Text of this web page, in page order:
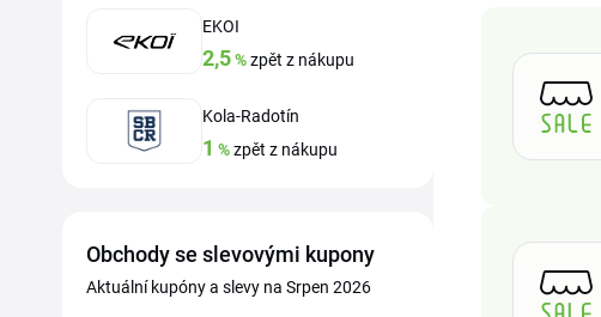
EKOI
2,5%zpět z nákupu
Kola-Radotín
1 %zpět z nákupu
Obchody se slevovými kupony
Aktuální kupóny a slevy na Srpen 2026